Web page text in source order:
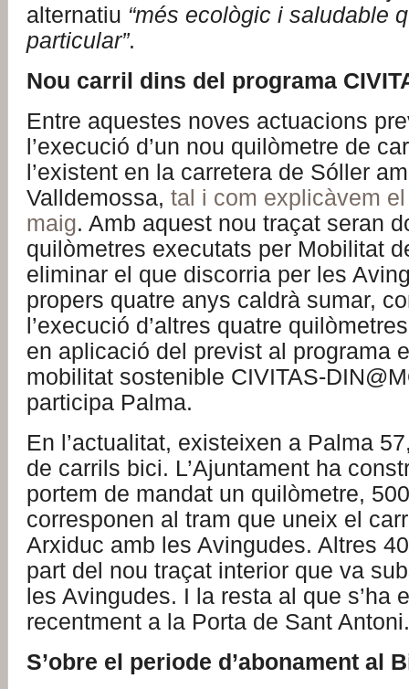
alternatiu “més ecològic i saludable
particular”.
Nou carril dins del programa
Entre aquestes noves actuacions
l’execució d’un nou quilòmetre de
l’existent en la carretera de Sóller
Valldemossa, tal i com explicàvem
maig. Amb aquest nou traçat seran
quilòmetres executats per Mobilitat
eliminar el que discorria per les
propers quatre anys caldrà sumar,
l’execució d’altres quatre
en aplicació del previst al programa
mobilitat sostenible CIVITAS-
participa Palma.
En l’actualitat, existeixen a Palma
de carrils bici. L’Ajuntament ha
portem de mandat un quilòmetre,
corresponen al tram que uneix el
Arxiduc amb les Avingudes. Altres
part del nou traçat interior que va
les Avingudes. I la resta al que s’ha
recentment a la Porta de Sant Antoni.
S’obre el periode d’abonament al